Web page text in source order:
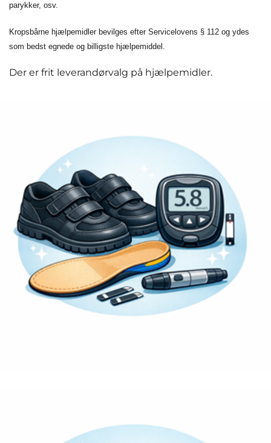
parykker, osv.
Kropsbårne hjælpemidler bevilges efter Servicelovens § 112 og ydes
som bedst egnede og billigste hjælpemiddel.
Der er frit leverandørvalg på hjælpemidler.